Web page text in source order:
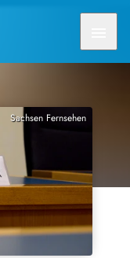
Sachsen Fernsehen